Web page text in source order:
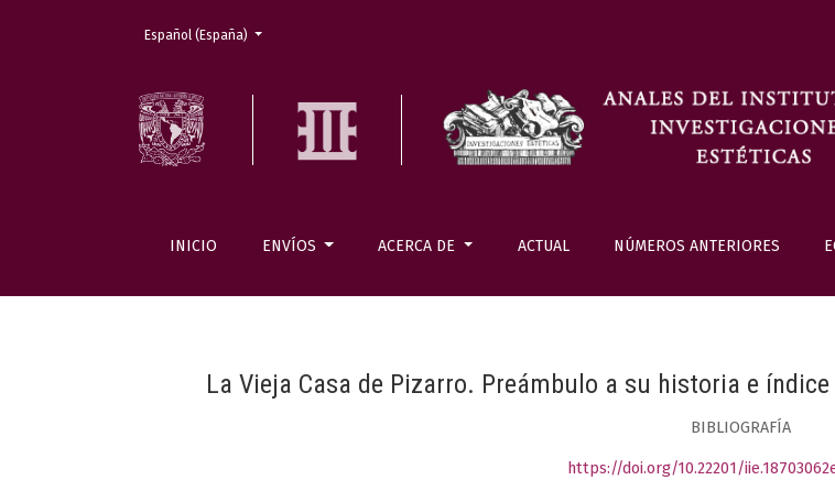
INICIO ENVÍOS ACERCA DE ACTUAL NÚMEROS ANTERIORES
Cambiar el idioma. El actual es:
Español (España)
La Vieja Casa de Pizarro. Preámbulo a su historia e
BIBLIOGRAFÍA
https://doi.org/10.22201/